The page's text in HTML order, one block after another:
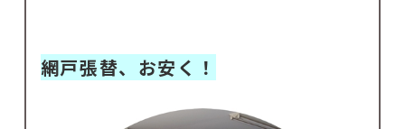
網戸張替、お安く！